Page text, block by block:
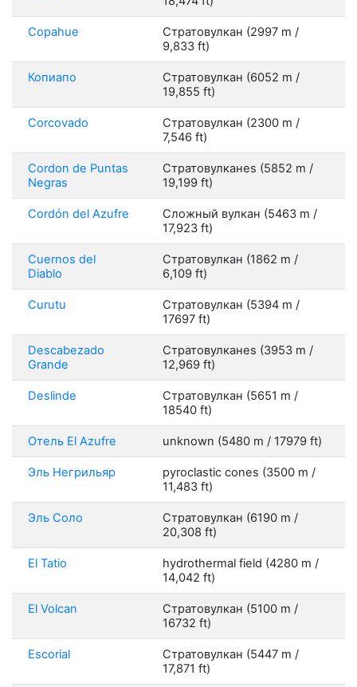
Copahue
Стратовулкан (2997 m /
9,833 ft)
Копиапо
Стратовулкан (6052 m /
19,855 ft)
Corcovado
Стратовулкан (2300 m /
7,546 ft)
Cordon de Puntas
Negras
Стратовулканes (5852 m /
19,199 ft)
Cordón del Azufre
Сложный вулкан (5463 m /
17,923 ft)
Cuernos del
Diablo
Стратовулкан (1862 m /
6,109 ft)
Curutu
Стратовулкан (5394 m /
17697 ft)
Descabezado
Grande
Стратовулканes (3953 m /
12,969 ft)
Deslinde
Стратовулкан (5651 m /
18540 ft)
Отель El Azufre unknown (5480 m / 17979 ft)
Эль Негрильяр
pyroclastic cones (3500 m /
11,483 ft)
Эль Соло
Стратовулкан (6190 m /
20,308 ft)
El Tatio
hydrothermal field (4280 m /
14,042 ft)
El Volcan
Стратовулкан (5100 m /
16732 ft)
Escorial
Стратовулкан (5447 m /
17,871 ft)